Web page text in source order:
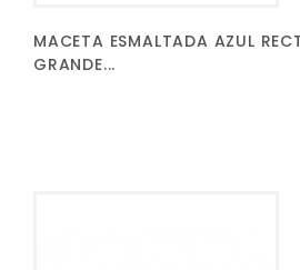
MACETA ESMALTADA AZUL
GRANDE...